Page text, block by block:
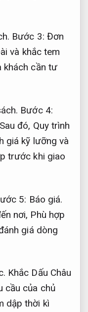
Bước 3: Đơn
và khắc tem
khách cần tư
Bước 4:
Sau đó, Quy trình
giá kỹ lưỡng và
trước khi giao
5: Báo giá.
nơi, Phù hợp
giá dòng
Khắc Dấu Châu
cầu của chủ
dập thời kì